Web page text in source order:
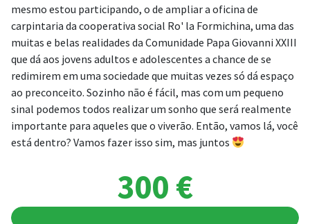
mesmo estou participando, o de ampliar a oficina de
carpintaria da cooperativa social Ro' la Formichina, uma das
muitas e belas realidades da Comunidade Papa Giovanni XXIII
que dá aos jovens adultos e adolescentes a chance de se
redimirem em uma sociedade que muitas vezes só dá espaço
ao preconceito. Sozinho não é fácil, mas com um pequeno
sinal podemos todos realizar um sonho que será realmente
importante para aqueles que o viverão. Então, vamos lá, você
está dentro? Vamos fazer isso sim, mas juntos
300 €